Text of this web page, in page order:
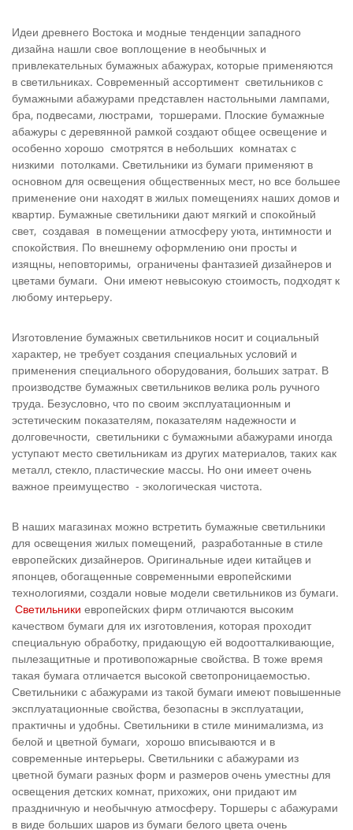
Идеи древнего Востока и модные тенденции западного
дизайна нашли свое воплощение в необычных и
привлекательных бумажных абажурах, которые применяются
в светильниках. Современный ассортимент светильников с
бумажными абажурами представлен настольными лампами,
бра, подвесами, люстрами, торшерами. Плоские бумажные
абажуры с деревянной рамкой создают общее освещение и
особенно хорошо смотрятся в небольших комнатах с
низкими потолками. Светильники из бумаги применяют в
основном для освещения общественных мест, но все большее
применение они находят в жилых помещениях наших домов и
квартир. Бумажные светильники дают мягкий и спокойный
свет, создавая в помещении атмосферу уюта, интимности и
спокойствия. По внешнему оформлению они просты и
изящны, неповторимы, ограничены фантазией дизайнеров и
цветами бумаги. Они имеют невысокую стоимость, подходят к
любому интерьеру.
Изготовление бумажных светильников носит и социальный
характер, не требует создания специальных условий и
применения специального оборудования, больших затрат. В
производстве бумажных светильников велика роль ручного
труда. Безусловно, что по своим эксплуатационным и
эстетическим показателям, показателям надежности и
долговечности, светильники с бумажными абажурами иногда
уступают место светильникам из других материалов, таких как
металл, стекло, пластические массы. Но они имеет очень
важное преимущество - экологическая чистота.
В наших магазинах можно встретить бумажные светильники
для освещения жилых помещений, разработанные в стиле
европейских дизайнеров. Оригинальные идеи китайцев и
японцев, обогащенные современными европейскими
технологиями, создали новые модели светильников из бумаги.
Светильники европейских фирм отличаются высоким
качеством бумаги для их изготовления, которая проходит
специальную обработку, придающую ей водоотталкивающие,
пылезащитные и противопожарные свойства. В тоже время
такая бумага отличается высокой светопроницаемостью.
Светильники с абажурами из такой бумаги имеют повышенные
эксплуатационные свойства, безопасны в эксплуатации,
практичны и удобны. Светильники в стиле минимализма, из
белой и цветной бумаги, хорошо вписываются и в
современные интерьеры. Светильники с абажурами из
цветной бумаги разных форм и размеров очень уместны для
освещения детских комнат, прихожих, они придают им
праздничную и необычную атмосферу. Торшеры с абажурами
в виде больших шаров из бумаги белого цвета очень